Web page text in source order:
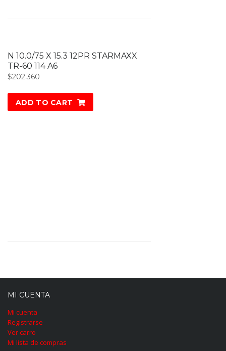
N 10.0/75 X 15.3 12PR STARMAXX
TR-60 114 A6
$202.360
ADD TO CART
MI CUENTA
Mi cuenta
Registrarse
Ver carro
Mi lista de compras